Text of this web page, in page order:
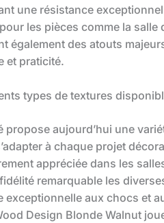
une résistance
les pièces comme la salle
également des atouts
et praticité.
types de textures
propose aujourd’hui une
à chaque projet
appréciée dans les
remarquable les
exceptionnelle aux chocs et
Design Blonde Walnut